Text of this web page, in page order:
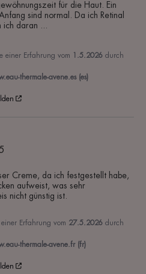
für die Haut. Ein
sind normal. Da ich Retinal
ich daran
einer Erfahrung vom 1.5.2026 durch
thermale-avene.es (es)
Creme, da ich festgestellt habe,
aufweist, was sehr
nicht günstig ist.
einer Erfahrung vom 27.5.2026 durch
thermale-avene.fr (fr)